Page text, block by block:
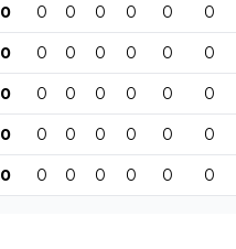
0 0 0 0 0 0 0
0 0 0 0 0 0 0
0 0 0 0 0 0 0
0 0 0 0 0 0 0
0 0 0 0 0 0 0